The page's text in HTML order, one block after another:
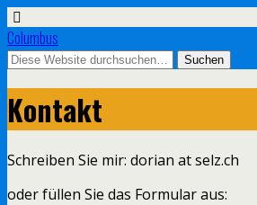
Columbus
Kontakt
Schreiben Sie mir: dorian at selz.ch
oder füllen Sie das Formular aus: